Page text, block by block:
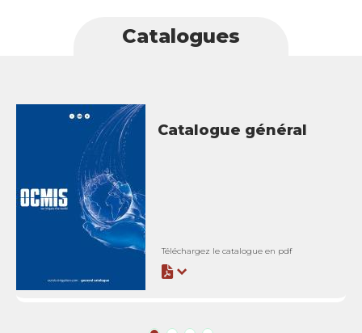
Catalogues
Catalogue général
Téléchargez le catalogue en pdf